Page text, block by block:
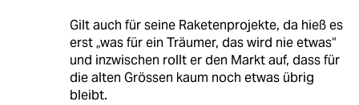
Gilt auch für seine Raketenprojekte, da hieß es
erst „was für ein Träumer, das wird nie etwas“
und inzwischen rollt er den Markt auf, dass für
die alten Grössen kaum noch etwas übrig
bleibt.